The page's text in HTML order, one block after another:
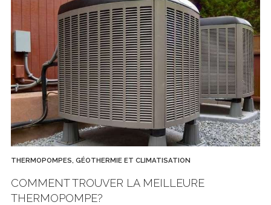
THERMOPOMPES, GÉOTHERMIE ET CLIMATISATION
COMMENT TROUVER LA MEILLEURE
THERMOPOMPE?